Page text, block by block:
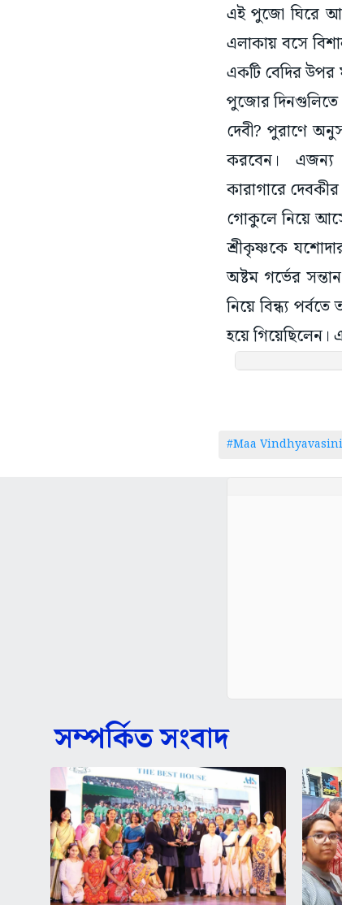
এই পুজো ঘিরে
এলাকায় বসে
একটি বেদির
পুজোর দিনগুলিতে
দেবী? পুরাণে
করবেন। এজন্য
কারাগারে
গোকুলে নিয়ে
শ্রীকৃষ্ণকে
অষ্টম গর্ভের
নিয়ে বিন্ধ্য
হয়ে গিয়েছিলেন।
#Maa Vindhyavasini
সম্পর্কিত সংবাদ